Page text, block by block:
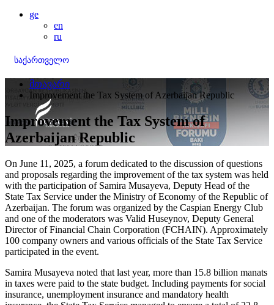
ge
en
ru
საქართველო
მთავარი
Improvement the Tax System of Azerbaijan Republic
Improvement the Tax System of
Azerbaijan Republic
On June 11, 2025, a forum dedicated to the discussion of questions
and proposals regarding the improvement of the tax system was held
with the participation of Samira Musayeva, Deputy Head of the
State Tax Service under the Ministry of Economy of the Republic of
Azerbaijan. The forum was organized by the Caspian Energy Club
and one of the moderators was Valid Huseynov, Deputy General
Director of Financial Chain Corporation (FCHAIN). Approximately
100 company owners and various officials of the State Tax Service
participated in the event.
Samira Musayeva noted that last year, more than 15.8 billion manats
in taxes were paid to the state budget. Including payments for social
insurance, unemployment insurance and mandatory health